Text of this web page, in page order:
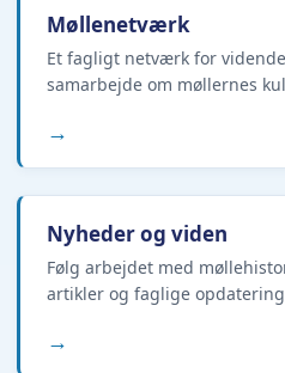
Møllenetværk
Et fagligt netværk for
samarbejde om møllernes
→
Nyheder og viden
Følg arbejdet med
artikler og faglige
→